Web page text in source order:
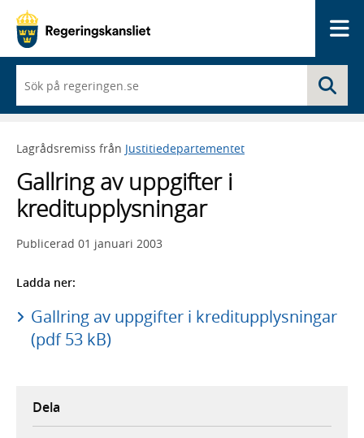
du
börjar
skriva
framträder
lista
med
sökförslag
Lagrådsremiss från Justitiedepartementet
Gallring av uppgifter i
kreditupplysningar
Publicerad 01 januari 2003
Ladda ner:
Gallring av uppgifter i kreditupplysningar
(pdf 53 kB)
Dela